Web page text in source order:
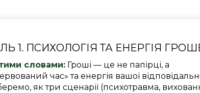
1. ПСИХОЛОГІЯ ТА ЕНЕРГІЯ
словами: Гроші — це не папірці, а
час» та енергія вашої
як три сценарії (психотравма,